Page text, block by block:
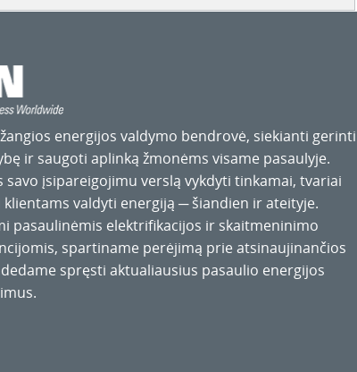
energijos valdymo bendrovė, siekianti gerinti
ir saugoti aplinką žmonėms visame pasaulyje.
savo įsipareigojimu verslą vykdyti tinkamai, tvariai
valdyti energiją ─ šiandien ir ateityje.
pasaulinėmis elektrifikacijos ir skaitmeninimo
spartiname perėjimą prie atsinaujinančios
spręsti aktualiausius pasaulio energijos